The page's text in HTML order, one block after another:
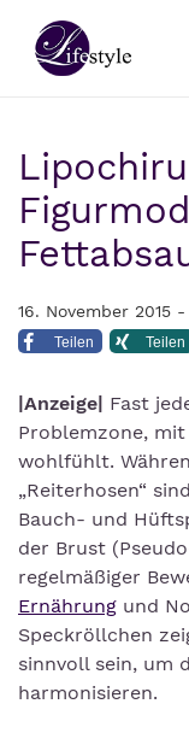
16. November 2015 -
Teilen Teilen
|Anzeige| Fast
Problemzone,
wohlfühlt.
„Reiterhosen“
Bauch- und
der Brust
regelmäßiger
Ernährung und
Speckröllchen
sinnvoll sein, um
harmonisieren.